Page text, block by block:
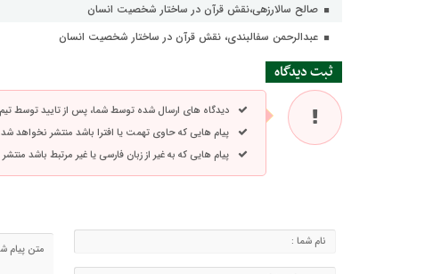
صالح سالارزهی،‌نقش قرآن در ساختار شخصیت انسان
عبدالرحمن سفالبندی، نقش قرآن در ساختار شخصیت انسان
ثبت دیدگاه
دیدگاه های ارسال شده توسط شما، پس از تایید توسط
پیام هایی که حاوی تهمت یا افترا باشد منتشر نخواهد شد.
پیام هایی که به غیر از زبان فارسی یا غیر مرتبط باشد